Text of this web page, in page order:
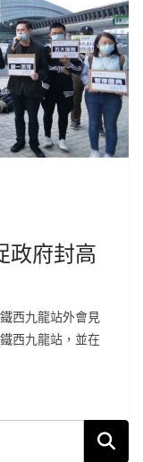
政府封高
西九龍站外會見
西九龍站，並在